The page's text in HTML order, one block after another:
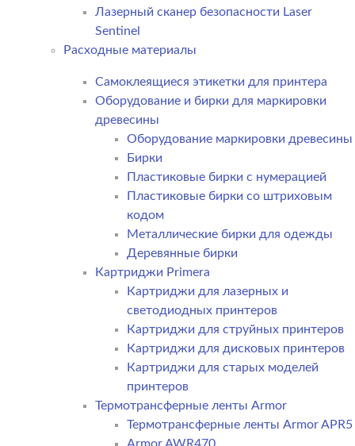
Лазерный сканер безопасности Laser
Sentinel
Расходные материалы
Самоклеящиеся этикетки для принтера
Оборудование и бирки для маркировки
древесины
Оборудование маркировки древесины
Бирки
Пластиковые бирки с нумерацией
Пластиковые бирки со штриховым
кодом
Металлические бирки для одежды
Деревянные бирки
Картриджи Primera
Картриджи для лазерных и
светодиодных принтеров
Картриджи для струйных принтеров
Картриджи для дисковых принтеров
Картриджи для старых моделей
принтеров
Термотрансферные ленты Armor
Термотрансферные ленты Armor APR5